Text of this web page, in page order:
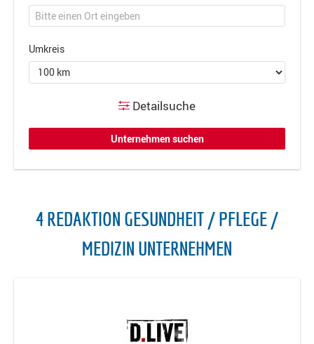
Umkreis
Detailsuche
4 REDAKTION GESUNDHEIT / PFLEGE /
MEDIZIN UNTERNEHMEN